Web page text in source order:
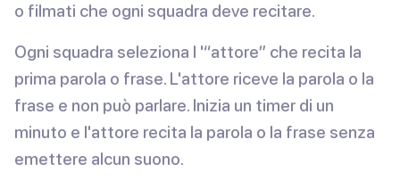
o filmati che ogni squadra deve recitare.
Ogni squadra seleziona l '“attore” che recita la
prima parola o frase. L'attore riceve la parola o la
frase e non può parlare. Inizia un timer di un
minuto e l'attore recita la parola o la frase senza
emettere alcun suono.